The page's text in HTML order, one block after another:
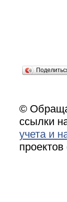
©
ссылки
учета и